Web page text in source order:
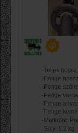
-Teljes
-Penge
-Penge
-Penge
-Penge
-Penge
-Markolat:
-Súly: 1.2 kg